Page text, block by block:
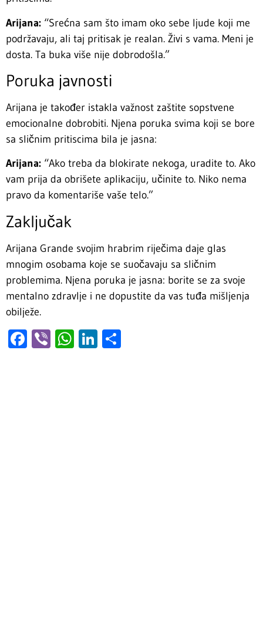
Arijana: “Srećna sam što imam oko sebe ljude koji me
podržavaju, ali taj pritisak je realan. Živi s vama. Meni je
dosta. Ta buka više nije dobrodošla.”
Poruka javnosti
Arijana je također istakla važnost zaštite sopstvene
emocionalne dobrobiti. Njena poruka svima koji se bore
sa sličnim pritiscima bila je jasna:
Arijana: “Ako treba da blokirate nekoga, uradite to. Ako
vam prija da obrišete aplikaciju, učinite to. Niko nema
pravo da komentariše vaše telo.”
Zaključak
Arijana Grande svojim hrabrim riječima daje glas
mnogim osobama koje se suočavaju sa sličnim
problemima. Njena poruka je jasna: borite se za svoje
mentalno zdravlje i ne dopustite da vas tuđa mišljenja
obilježe.
Facebook
ViberWhatsApp
LinkedIn